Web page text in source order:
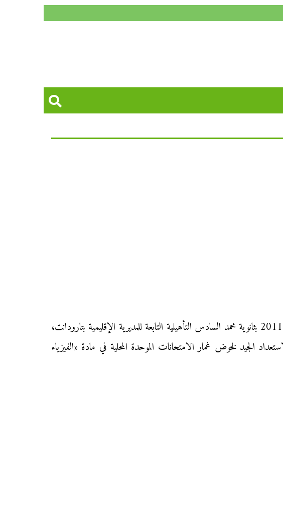
نقدم إليكم الامتحان الموحد المحلي في مادة «الفيزياء والكيمياء» لتلاميذ السنة الثالثة إعدادي دورة يناير 2011 بثانوية محمد السادس التأهيلية التابعة للمديرية الإقليمية بتارودانت،
الجيد لخوض غمار الامتحانات الموحدة المحلية في مادة «الفيزياء